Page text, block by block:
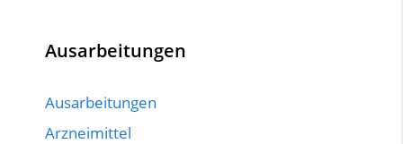
Ausarbeitungen
Ausarbeitungen
Arzneimittel